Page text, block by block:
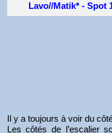
Lavo//Matik* - Spot
Il y a toujours à voir du
Les côtés de l’escalier